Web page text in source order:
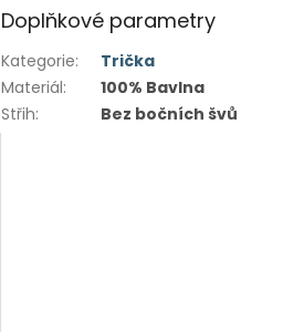
Doplňkové parametry
Kategorie:
Trička
Materiál:
100% Bavlna
Střih: Bez bočních švů